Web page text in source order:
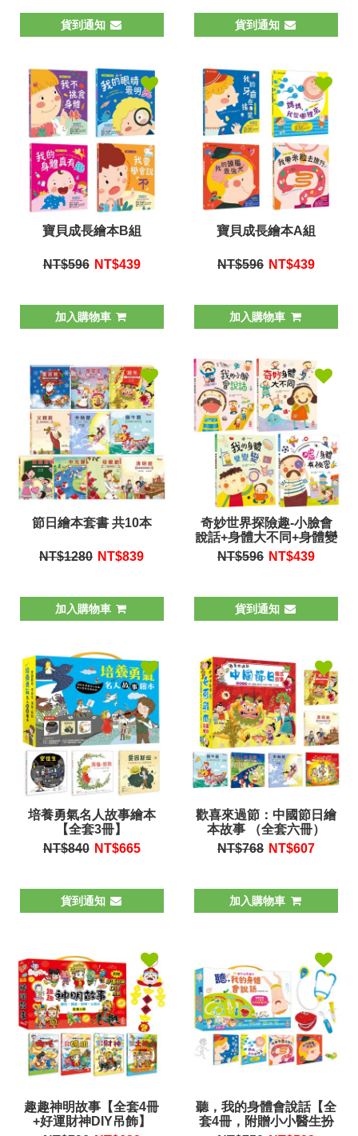
貨到通知 貨到通知
寶貝成長繪本B組
NT$596 NT$439
加入購物車
寶貝成長繪本A組
NT$596 NT$439
加入購物車
節日繪本套書 共10本
NT$1280 NT$839
加入購物車
奇妙世界探險趣-小臉會
說話+身體大不同+身體變
變變+身體有祕密(共四冊)
NT$596 NT$439
貨到通知
培養勇氣名人故事繪本
【全套3冊】
NT$840 NT$665
貨到通知
歡喜來過節：中國節日繪
本故事 （全套六冊）
NT$768 NT$607
加入購物車
趣趣神明故事【全套4冊
+好運財神DIY吊飾】
聽，我的身體會說話【全
套4冊，附贈小小醫生扮